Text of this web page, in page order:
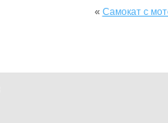
« Самокат с